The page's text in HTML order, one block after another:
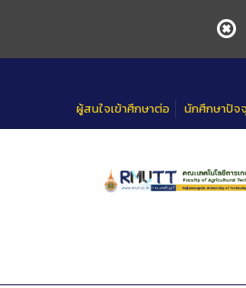
ผู้สนใจเข้าศึกษาต่อ นักศึกษาปัจ